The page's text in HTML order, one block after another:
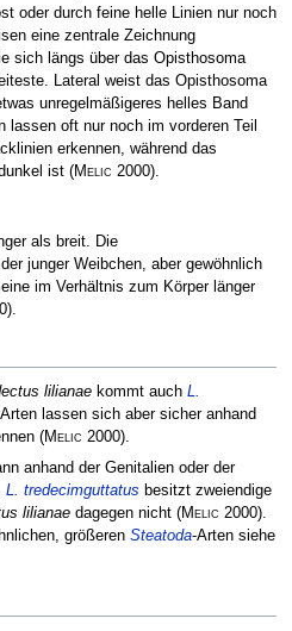
oder durch feine helle Linien nur noch
eine zentrale Zeichnung
sich längs über das Opisthosoma
Lateral weist das Opisthosoma
unregelmäßigeres helles Band
lassen oft nur noch im vorderen Teil
erkennen, während das
ist (Melic 2000).
als breit. Die
junger Weibchen, aber gewöhnlich
im Verhältnis zum Körper länger
.
lilianaekommt auch L.
lassen sich aber sicher anhand
(Melic 2000).
anhand der Genitalien oder der
L. tredecimguttatus besitzt zweiendige
lilianaedagegen nicht (Melic 2000).
größeren Steatoda-Arten siehe